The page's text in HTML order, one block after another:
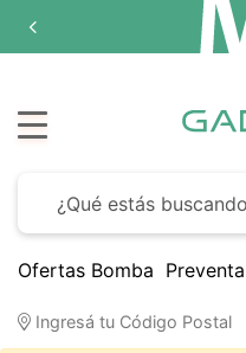
Ofertas Bomba Preventa
Ingresá tu Código Postal